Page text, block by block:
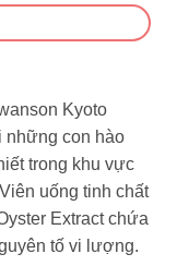
Kyoto
những con hào
trong khu vực
uống tinh chất
Extract chứa
tố vi lượng.